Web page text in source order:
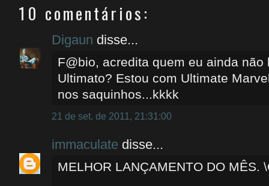
10 comentários:
Digaun disse...
F@bio, acredita quem eu ainda não
Ultimato? Estou com Ultimate
nos saquinhos...kkkk
21 de set. de 2011, 21:31:00
immaculate disse...
MELHOR LANÇAMENTO DO MÊS.